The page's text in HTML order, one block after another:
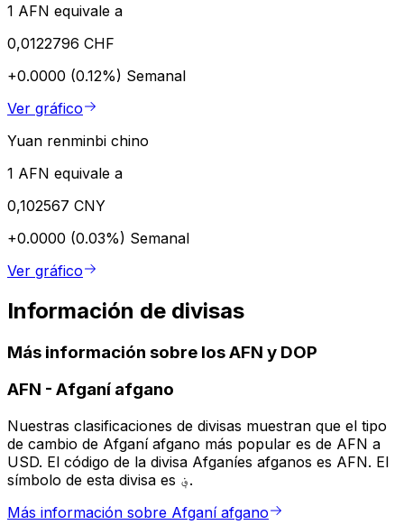
1 AFN equivale a
0,0122796 CHF
+0.0000 (0.12%) Semanal
Ver gráfico
Yuan renminbi chino
1 AFN equivale a
0,102567 CNY
+0.0000 (0.03%) Semanal
Ver gráfico
Información de divisas
Más información sobre los AFN y DOP
AFN - Afganí afgano
Nuestras clasificaciones de divisas muestran que el tipo
de cambio de Afganí afgano más popular es de AFN a
USD. El código de la divisa Afganíes afganos es AFN. El
símbolo de esta divisa es ؋.
Más información sobre Afganí afgano